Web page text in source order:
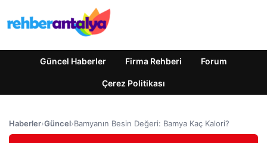
Güncel Haberler Firma Rehberi Forum
Çerez Politikası
Haberler›Güncel›Bamyanın Besin Değeri: Bamya Kaç Kalori?